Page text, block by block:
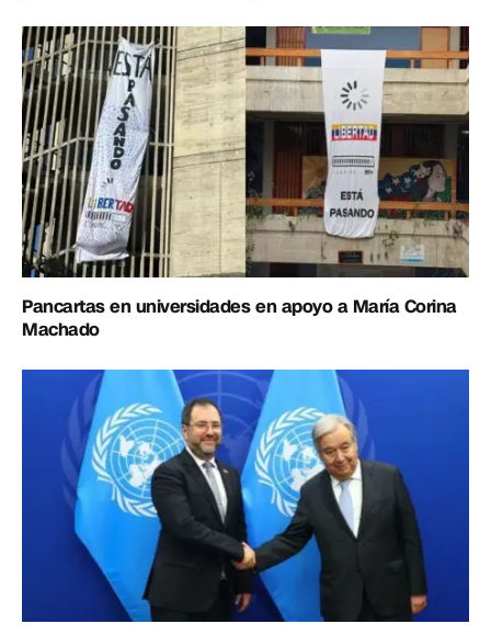
Pancartas en universidades en apoyo a María Corina
Machado